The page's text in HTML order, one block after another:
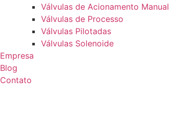
Válvulas de Acionamento Manual
Válvulas de Processo
Válvulas Pilotadas
Válvulas Solenoide
Empresa
Blog
Contato